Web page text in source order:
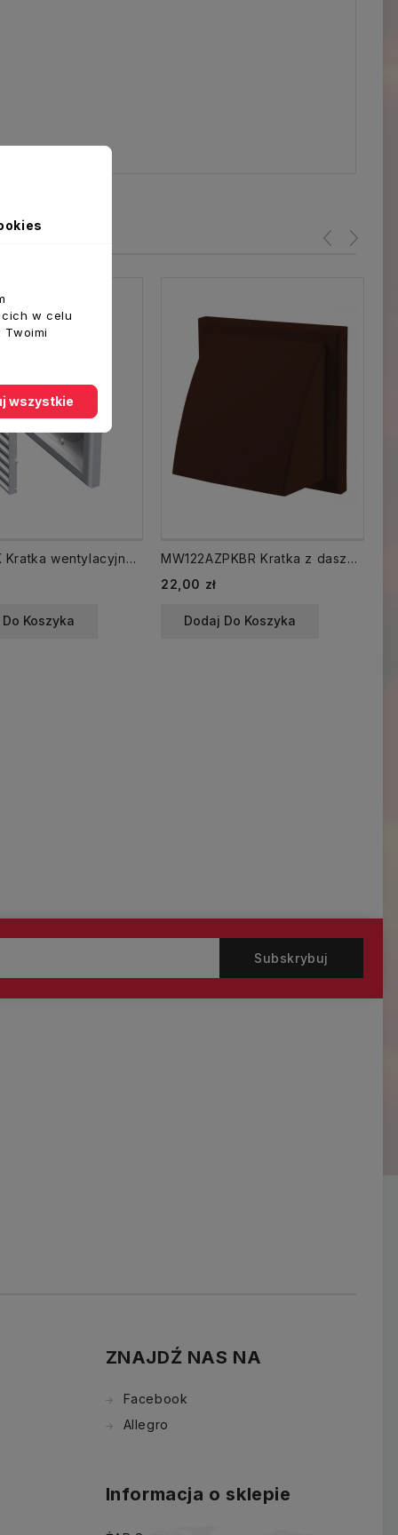
MW120AK Kratka wentylacyjna 188x188 kołnierz 125 biała
Koszyka
MW122AZPKBR Kratka z daszkiem KRD 125 mm brązowa czerpnia wyrzutnia
Cena
22,00 zł
Dodaj Do Koszyka
ZNAJDŹ NAS NA
Facebook
Allegro
Informacja o sklepie
w celu
wszystkie